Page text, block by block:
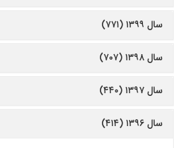
سال ۱۳۹۹ (۷۷۱)
سال ۱۳۹۸ (۷۰۷)
سال ۱۳۹۷ (۴۴۰)
سال ۱۳۹۶ (۴۱۴)